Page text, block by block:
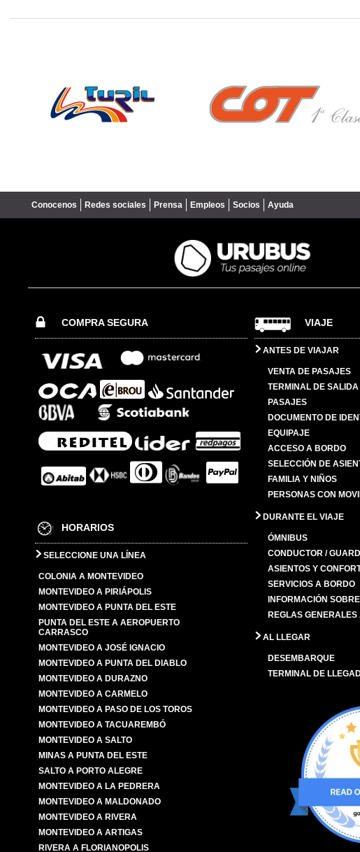
Conocenos Redes sociales Prensa Empleos Socios Ayuda
COMPRA SEGURA
HORARIOS
SELECCIONE UNA LÍNEA
COLONIA A MONTEVIDEO
MONTEVIDEO A PIRIÁPOLIS
MONTEVIDEO A PUNTA DEL ESTE
PUNTA DEL ESTE A AEROPUERTO
CARRASCO
MONTEVIDEO A JOSÉ IGNACIO
MONTEVIDEO A PUNTA DEL DIABLO
MONTEVIDEO A DURAZNO
MONTEVIDEO A CARMELO
MONTEVIDEO A PASO DE LOS TOROS
MONTEVIDEO A TACUAREMBÓ
MONTEVIDEO A SALTO
MINAS A PUNTA DEL ESTE
SALTO A PORTO ALEGRE
MONTEVIDEO A LA PEDRERA
MONTEVIDEO A MALDONADO
MONTEVIDEO A RIVERA
MONTEVIDEO A ARTIGAS
RIVERA A FLORIANOPOLIS
VIAJE
ANTES DE VIAJAR
VENTA DE PASAJES
TERMINAL DE SALIDA
PASAJES
DOCUMENTO DE
EQUIPAJE
ACCESO A BORDO
SELECCIÓN DE
FAMILIA Y NIÑOS
PERSONAS CON
DURANTE EL VIAJE
ÓMNIBUS
CONDUCTOR /
ASIENTOS Y
SERVICIOS A BORDO
INFORMACIÓN
REGLAS GENERALES
AL LLEGAR
DESEMBARQUE
TERMINAL DE